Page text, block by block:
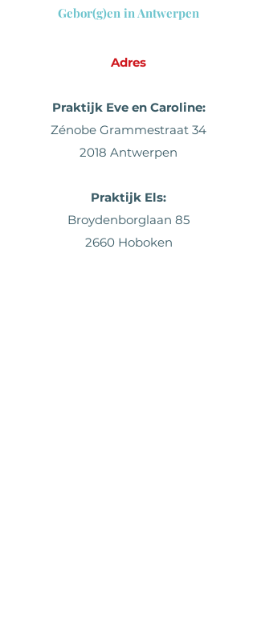
Gebor(g)en in Antwerpen
Adres
Praktijk Eve en Caroline:
Zénobe Grammestraat 34
2018 Antwerpen
Praktijk Els:
Broydenborglaan 85
2660 Hoboken